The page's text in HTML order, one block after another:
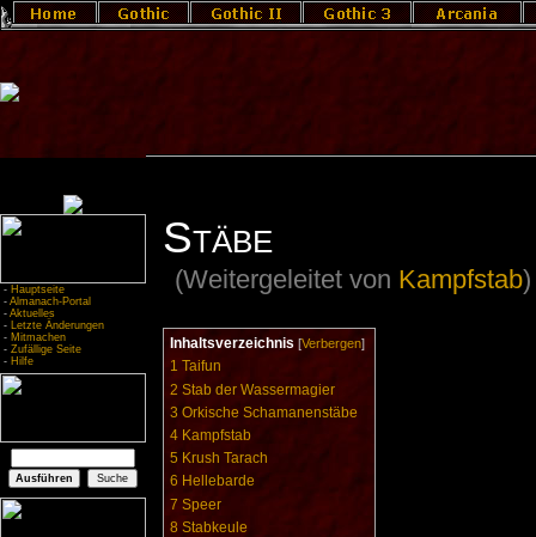
- Hauptseite
- Almanach-Portal
- Aktuelles
- Letzte Änderungen
- Mitmachen
- Zufällige Seite
- Hilfe
Stäbe
(Weitergeleitet von Kampfstab)
Inhaltsverzeichnis [Verbergen]
1 Taifun
2 Stab der Wassermagier
3 Orkische Schamanenstäbe
4 Kampfstab
5 Krush Tarach
6 Hellebarde
7 Speer
8 Stabkeule